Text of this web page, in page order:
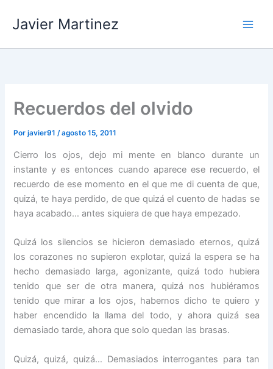
Javier Martinez
Recuerdos del olvido
Porjavier91/agosto 15, 2011
Cierro los ojos, dejo mi mente en blanco durante un
instante y es entonces cuando aparece ese recuerdo, el
recuerdo de ese momento en el que me di cuenta de que,
quizá, te haya perdido, de que quizá el cuento de hadas se
haya acabado… antes siquiera de que haya empezado.
Quizá los silencios se hicieron demasiado eternos, quizá
los corazones no supieron explotar, quizá la espera se ha
hecho demasiado larga, agonizante, quizá todo hubiera
tenido que ser de otra manera, quizá nos hubiéramos
tenido que mirar a los ojos, habernos dicho te quiero y
haber encendido la llama del todo, y ahora quizá sea
demasiado tarde, ahora que solo quedan las brasas.
Quizá, quizá, quizá… Demasiados interrogantes para tan